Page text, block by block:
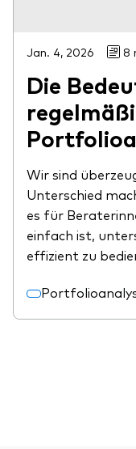
Jan. 4, 2026 8
Die
Wir sind
Unterschied
es für
einfach ist,
effizient zu